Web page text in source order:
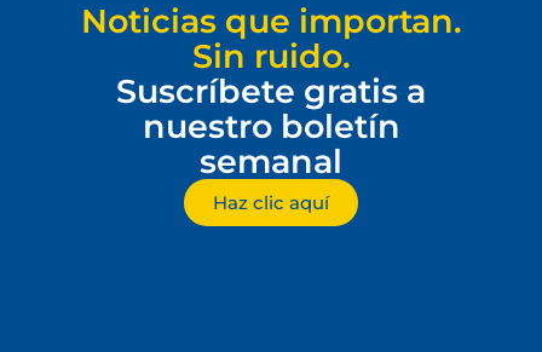
Noticias que importan.
Sin ruido.
Suscríbete gratis a
nuestro boletín
semanal
Haz clic aquí